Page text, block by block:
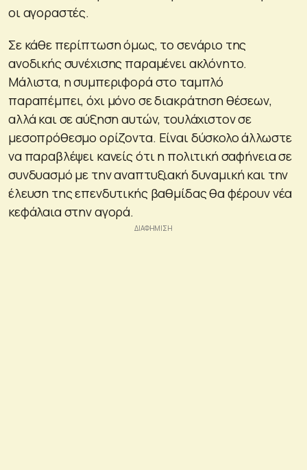
οι αγοραστές.
Σε κάθε περίπτωση όμως, το σενάριο της
ανοδικής συνέχισης παραμένει ακλόνητο.
Μάλιστα, η συμπεριφορά στο ταμπλό
παραπέμπει, όχι μόνο σε διακράτηση θέσεων,
αλλά και σε αύξηση αυτών, τουλάχιστον σε
μεσοπρόθεσμο ορίζοντα. Είναι δύσκολο άλλωστε
να παραβλέψει κανείς ότι η πολιτική σαφήνεια σε
συνδυασμό με την αναπτυξιακή δυναμική και την
έλευση της επενδυτικής βαθμίδας θα φέρουν νέα
κεφάλαια στην αγορά.